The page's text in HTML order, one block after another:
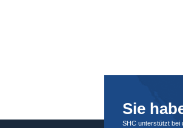
Sie
SHC unterstützt bei